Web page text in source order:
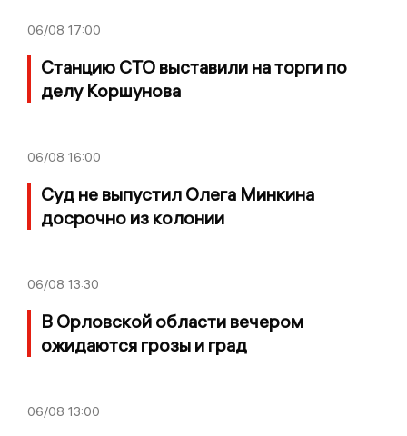
06/08 17:00
Станцию СТО выставили на торги по
делу Коршунова
06/08 16:00
Суд не выпустил Олега Минкина
досрочно из колонии
06/08 13:30
В Орловской области вечером
ожидаются грозы и град
06/08 13:00